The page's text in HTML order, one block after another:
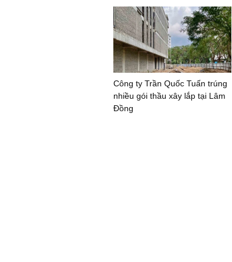
Công ty Trần Quốc Tuấn trúng
nhiều gói thầu xây lắp tại Lâm
Đồng